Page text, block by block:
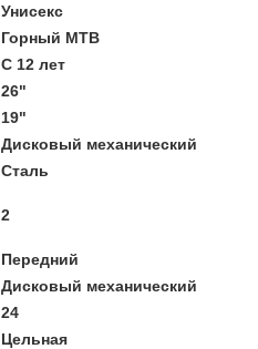
Унисекс
Горный MTB
С 12 лет
26"
19"
Дисковый механический
Сталь
2
Передний
Дисковый механический
24
Цельная